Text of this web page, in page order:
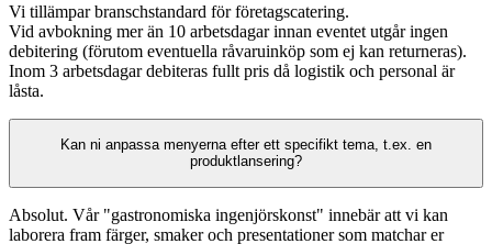
Vi tillämpar branschstandard för företagscatering.
Vid avbokning mer än 10 arbetsdagar innan eventet utgår ingen
debitering (förutom eventuella råvaruinköp som ej kan returneras).
Inom 3 arbetsdagar debiteras fullt pris då logistik och personal är
låsta.
Kan ni anpassa menyerna efter ett specifikt tema, t.ex. en
produktlansering?
Absolut. Vår "gastronomiska ingenjörskonst" innebär att vi kan
laborera fram färger, smaker och presentationer som matchar er